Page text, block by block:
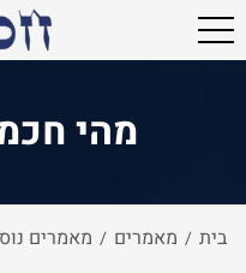
מהי
בית / מאמרים / מאמרים